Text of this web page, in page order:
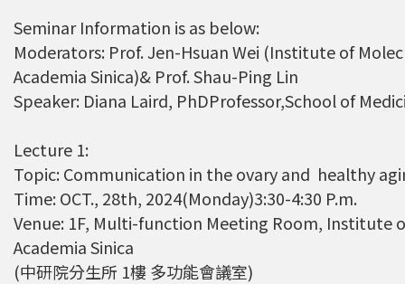
代定序瞭解台灣乳癌病患中基因體中的變異以及
演化，試圖瞭解癌症復發機制。同時透過次世代
定序解出台灣帝雉全基因體資訊。這樣的訊息是
只能從基因組分析而無法從生態調查得知，在在
Seminar Information is as below:
Moderators: Prof. Jen-Hsuan Wei (Institute of
Academia Sinica)& Prof. Shau-Ping Lin
Speaker: Diana Laird, PhDProfessor,School of
Lecture 1:
Topic: Communication in the ovary and healthy
Time: OCT., 28th, 2024(Monday)3:30-4:30 P.m.
Venue: 1F, Multi-function Meeting Room, Institute
Academia Sinica
(中研院分生所 1樓 多功能會議室)